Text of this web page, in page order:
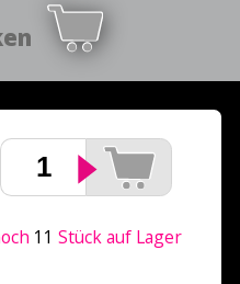
11 Stück auf Lager